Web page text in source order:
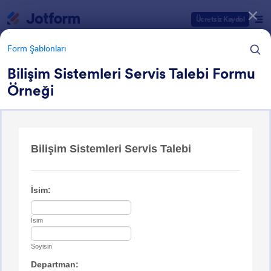
Ücretsiz Kaydol
Form Şablonları
Bilişim Sistemleri Servis Talebi Formu
Örneği
BT Formları
Form Şablonu Kategorileri